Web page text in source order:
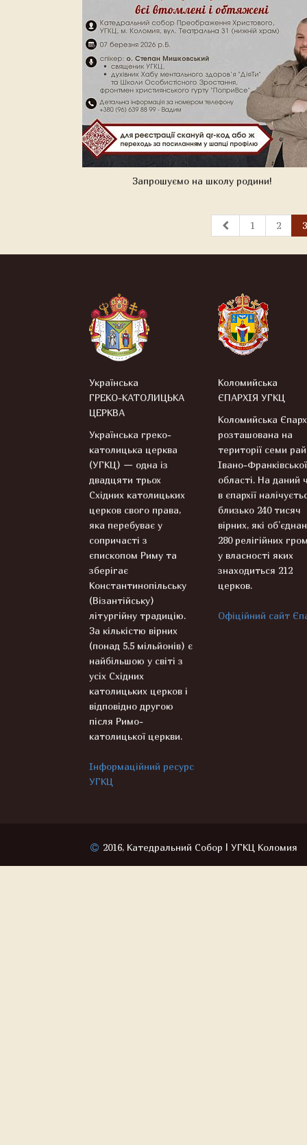
Запрошуємо на школу родини!
1 2 3
Українська
ГРЕКО-КАТОЛИЦЬКА
ЦЕРКВА
Українська греко-
католицька церква
(УГКЦ) — одна із
двадцяти трьох
Східних католицьких
церков свого права,
яка перебуває у
сопричасті з
єпископом Риму та
зберігає
Константинопільську
(Візантійську)
літургійну традицію.
За кількістю вірних
(понад 5,5 мільйонів) є
найбільшою у світі з
усіх Східних
католицьких церков і
відповідно другою
після Римо-
католицької церкви.
Інформаційний ресурс
УГКЦ
Коломийська
ЄПАРХІЯ УГКЦ
Коломийська
розташована на
території семи
Івано-Франківської
області. На даний
в єпархії
близько 240 тисяч
вірних, які
280 релігійних
у власності яких
знаходиться 212
церков.
Офіційний сайт
2016, Катедральний Собор | УГКЦ Коломия